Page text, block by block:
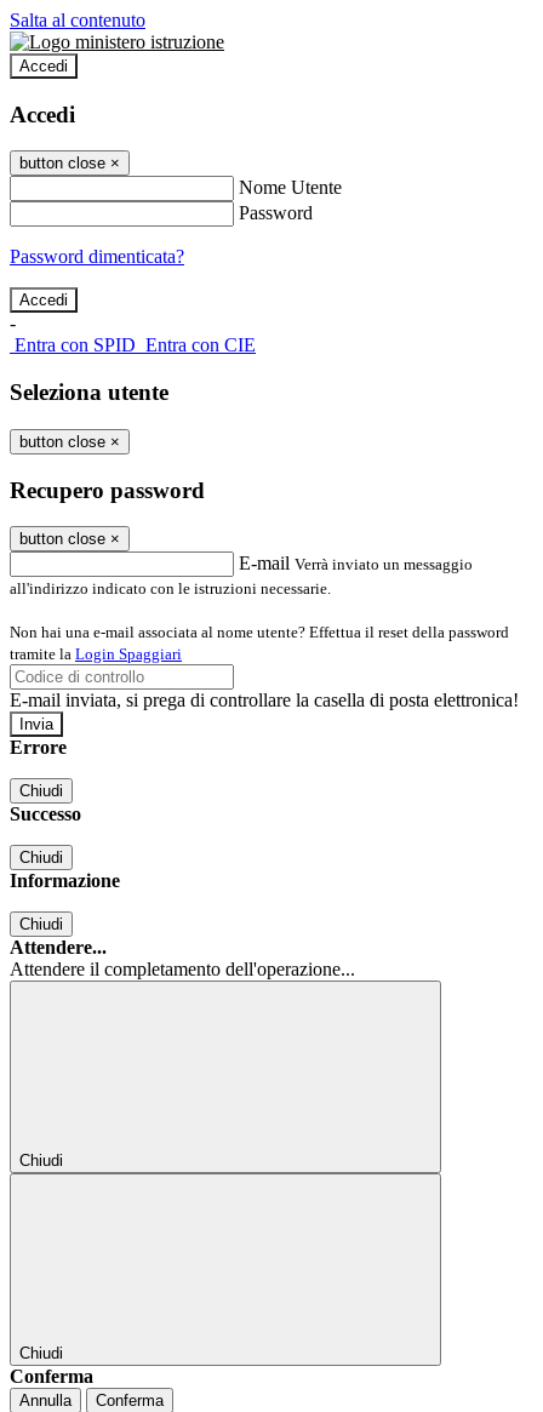
Salta al contenuto
Accedi
Accedi
button close ×
Nome Utente
Password
Password dimenticata?
-
Entra con SPID Entra con CIE
Seleziona utente
button close ×
Recupero password
button close ×
E-mail Verrà inviato un messaggio
all'indirizzo indicato con le istruzioni necessarie.
Non hai una e-mail associata al nome utente? Effettua il reset della password
tramite la Login Spaggiari
E-mail inviata, si prega di controllare la casella di posta elettronica!
Errore
Chiudi
Successo
Chiudi
Informazione
Chiudi
Attendere...
Attendere il completamento dell'operazione...
Chiudi
Chiudi
Conferma
Annulla Conferma